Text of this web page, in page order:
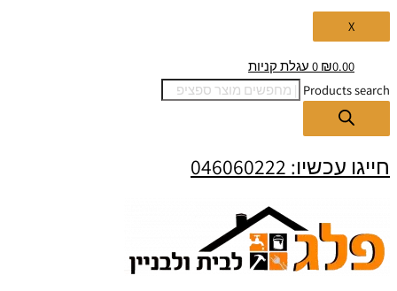
X
₪0.00
0 עגלת קניות
Products search
חייגו עכשיו: 046060222